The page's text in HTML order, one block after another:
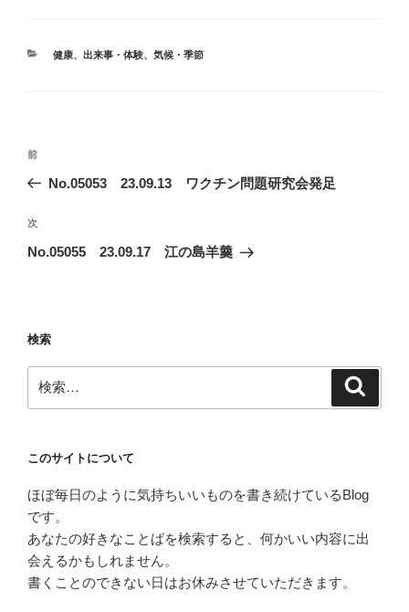
カ
健康、 出来事・体験、 気候・季節
投
ビ
ゲ
ン
前
の
稿
前
No.05053 23.09.13 ワクチン問題研究会発足
次
の
次
No.05055 23.09.17 江の島羊羹
検索
索:
このサイトについて
ほぼ毎日のように気持ちいいものを書き続けているBlog
です。
あなたの好きなことばを検索すると、何かいい内容に出
会えるかもしれません。
書くことのできない日はお休みさせていただきます。